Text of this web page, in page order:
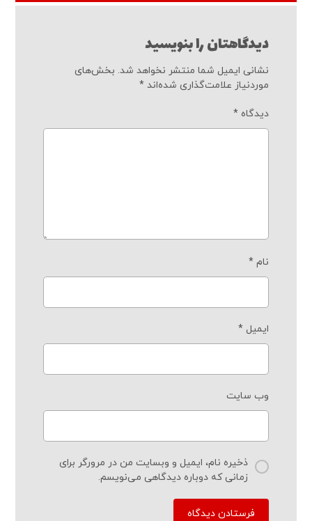
دیدگاهتان را بنویسید
نشانی ایمیل شما منتشر نخواهد شد. بخش‌های
موردنیاز علامت‌گذاری شده‌اند*
دیدگاه*
نام*
ایمیل*
وب‌ سایت
ذخیره نام، ایمیل و وبسایت من در مرورگر برای
زمانی که دوباره دیدگاهی می‌نویسم.